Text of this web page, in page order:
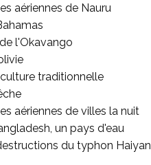
aériennes de Nauru
l'Okavango
traditionnelle
aériennes de villes la nuit
un pays d'eau
du typhon Haiyan